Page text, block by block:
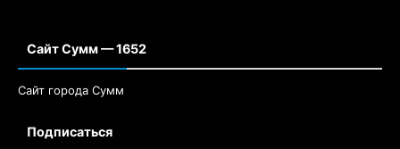
Сайт Сумм — 1652
Сайт города Сумм
Подписаться